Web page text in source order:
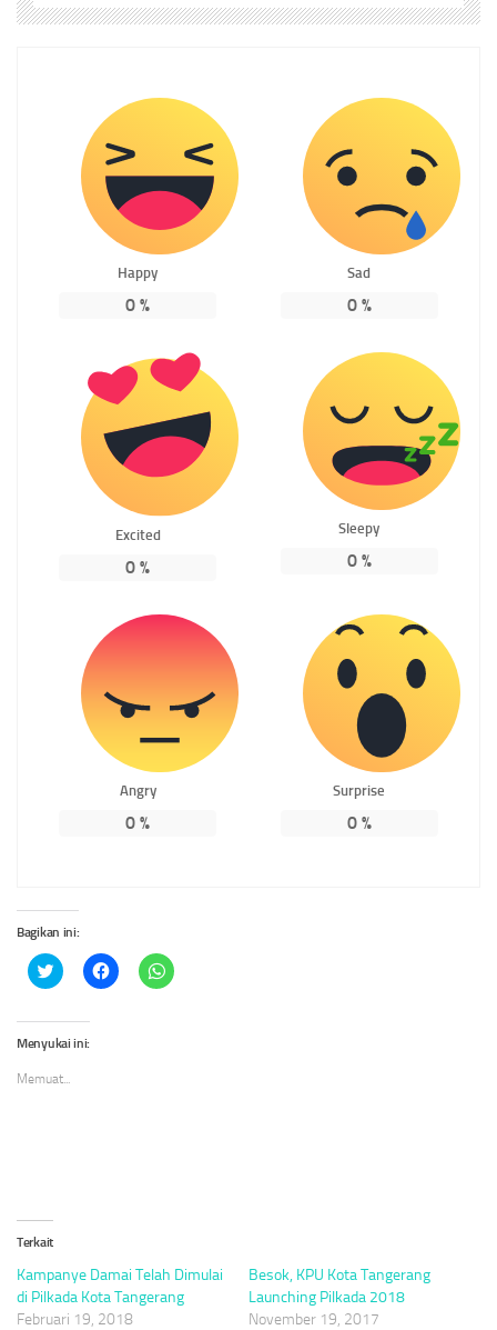
Happy
0 %
Sad
0%
Excited
0 %
Sleepy
0%
Angry
0 %
Surprise
0%
Bagikan ini:
Klik
untuk
Twitter(Membuka
di
jendela
baru)
Klik
untuk
Klik
untuk
Menyukai ini:
Memuat...
Terkait
Kampanye Damai Telah Dimulai
di Pilkada Kota Tangerang
Februari 19, 2018
Besok, KPU Kota Tangerang
Launching Pilkada 2018
November 19, 2017